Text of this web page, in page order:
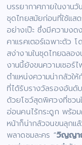
บรรยากาศภายในงาน
ชุดไทยสมัยก่อนที่ใช้แส
อย่างเป๊ะ ซึ่งมีความงด
คาแรคเตอร์เฉพาะตัว
สง่างามในชุดไทยฉลอ
งานนี้ยังขนความเซอร์
ตำแหน่งความน่ากลัวใ
ที่ได้รับรางวัลรองอันดั
ด้วยโชว์สุดพิศวงที่ชวน
อ่อนคนไร้กระดูก พร้อ
หน้าก็น่ากลัวจนขนลุก
พลาดชมละคร “วิญญา